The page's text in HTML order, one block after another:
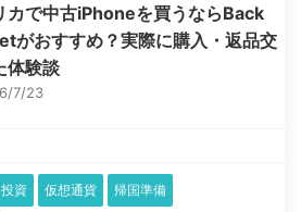
カで中古iPhoneを買うならBack
がおすすめ？実際に購入・返品交
体験談
7/23
資 仮想通貨 帰国準備